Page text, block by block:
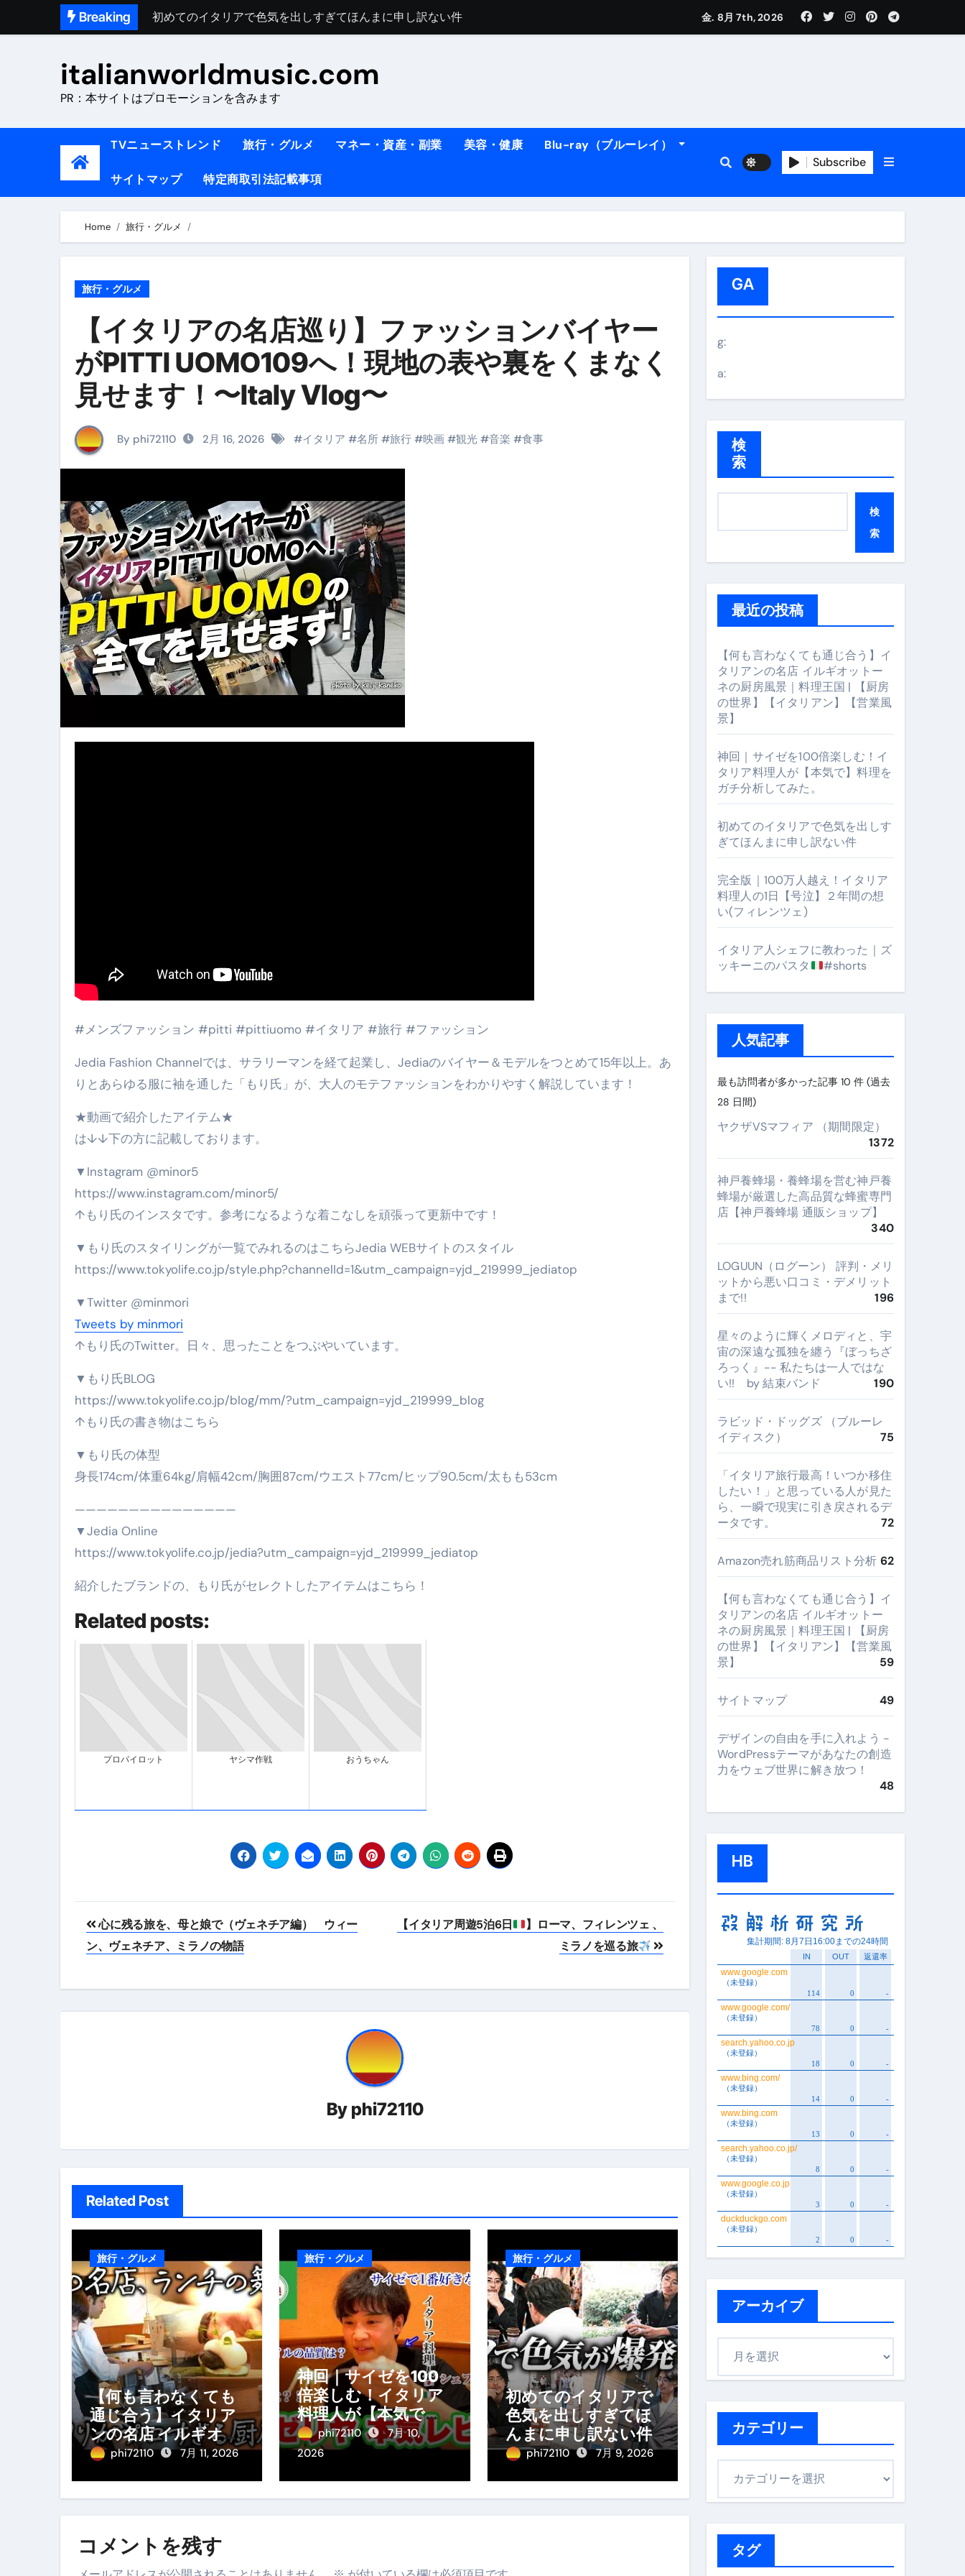
Breaking
初めてのイタリアで色気を出しすぎてほんまに申し訳ない件
イタリア人シェフに教わった｜ズッキーニのパスタ
​「イタリア旅行最高！いつか移住したい！」と思っている人が見たら、一瞬で現実に引き戻されるデータです。
イタリアNo. 1肉料理【ポルケッタ】スーパーの豚肉が大変身#shorts
トラブル回避のリアルな裏技アドバイスも
ラビッド・ドッグズ （ブルーレイディスク）
【カルボナーラの世界】イタリア料理 #Shorts
イタリア料理店【営業風景】週末ビリビリのランチ営業
笑む窓のある家 4K修復版 （ブルーレイディスク）
ゼダー/死霊の復活祭 （ブルーレイディスク）
【Vlog：July 2025】マリナと過ごしたイタリア
Lake Como, Italy VLOG | Awesome things to do in Lake Como!
【Instagram Live】イタリア行きの飛行機乗り遅れ事件について
【賄いラーメン】人生初の二郎系ラーメン！イタリア人シェフ達に作ってみた結果…
【トマトパスタ】三ツ星シェフのパスタを完全再現 #shorts
フェノミナ-4K吹替音声収録版 SPECIAL-（4K ULTRA HD）
フェノミナ-4K吹替音声収録版- （ブルーレイディスク）
2026年料理人ローマへ行く！航空券0円てマジ？&アジア飯食べ尽くし
【何も言わなくても通じ合う】イタリアンの名店 イルギオットーネの厨房風景｜料理王国 | 【厨房の世界】【イタリアン】【営業風景】
金. 8月 7th, 2026
italianworldmusic.com
PR：本サイトはプロモーションを含みます
TVニューストレンド 旅行・グルメ マネー・資産・副業 美容・健康 Blu-ray（ブルーレイ）
サイトマップ 特定商取引法記載事項
Subscribe
Home 旅行・グルメ
旅行・グルメ
【イタリアの名店巡り】ファッションバイヤー
がPITTI UOMO109へ！現地の表や裏をくまなく
見せます！〜Italy Vlog〜
By phi72110 2月 16, 2026 #イタリア #名所 #旅行 #映画 #観光 #音楽 #食事
#メンズファッション #pitti #pittiuomo #イタリア #旅行 #ファッション
Jedia Fashion Channelでは、サラリーマンを経て起業し、Jediaのバイヤー＆モデルをつとめて15年以上。あ
りとあらゆる服に袖を通した「もり氏」が、大人のモテファッションをわかりやすく解説しています！
★動画で紹介したアイテム★
は↓↓下の方に記載しております。
▼Instagram @minor5
https://www.instagram.com/minor5/
↑もり氏のインスタです。参考になるような着こなしを頑張って更新中です！
▼もり氏のスタイリングが一覧でみれるのはこちらJedia WEBサイトのスタイル
https://www.tokyolife.co.jp/style.php?channelId=1&utm_campaign=yjd_219999_jediatop
▼Twitter @minmori
Tweets by minmori
↑もり氏のTwitter。日々、思ったことをつぶやいています。
▼もり氏BLOG
https://www.tokyolife.co.jp/blog/mm/?utm_campaign=yjd_219999_blog
↑もり氏の書き物はこちら
▼もり氏の体型
身長174cm/体重64kg/肩幅42cm/胸囲87cm/ウエスト77cm/ヒップ90.5cm/太もも53cm
———————————————
▼Jedia Online
https://www.tokyolife.co.jp/jedia?utm_campaign=yjd_219999_jediatop
紹介したブランドの、もり氏がセレクトしたアイテムはこちら！
Related posts:
プロパイロット ヤシマ作戦 おうちゃん
投
稿
ン
心に残る旅を、母と娘で（ヴェネチア編） ウィー
ン、ヴェネチア、ミラノの物語
【イタリア周遊5泊6日
】ローマ、フィレンツェ 、
ミラノを巡る旅
By phi72110
Related Post
旅行・グルメ
【何も言わなくても
通じ合う】イタリア
ンの名店 イルギオッ
トーネの厨房風景｜
phi72110 7月 11, 2026
旅行・グルメ
神回｜サイゼを100
倍楽しむ！イタリア
料理人が【本気で】
料理をガチ分析して
みた。
phi72110
7月 10,
2026
旅行・グルメ
初めてのイタリアで
色気を出しすぎてほ
んまに申し訳ない件
phi72110 7月 9, 2026
コメントを残す
GA
g:
a:
検
索
検
索
最近の投稿
【何も言わなくても通じ合う】イ
タリアンの名店 イルギオットー
ネの厨房風景｜料理王国 | 【厨房
の世界】【イタリアン】【営業風
景】
神回｜サイゼを100倍楽しむ！イ
タリア料理人が【本気で】料理を
ガチ分析してみた。
初めてのイタリアで色気を出しす
ぎてほんまに申し訳ない件
完全版｜100万人越え！イタリア
料理人の1日【号泣】２年間の想
い(フィレンツェ)
イタリア人シェフに教わった｜ズ
ッキーニのパスタ
#shorts
人気記事
最も訪問者が多かった記事 10 件 (過去
28 日間)
ヤクザVSマフィア （期間限定）
1372
神戸養蜂場・養蜂場を営む神戸養
蜂場が厳選した高品質な蜂蜜専門
店【神戸養蜂場 通販ショップ】
340
LOGUUN（ログーン） 評判・メリ
ットから悪い口コミ・デメリット
まで!!
196
星々のように輝くメロディと、宇
宙の深遠な孤独を纏う『ぼっちざ
ろっく』-- 私たちは一人ではな
い!! by 結束バンド
190
ラビッド・ドッグズ （ブルーレ
イディスク）
75
​「イタリア旅行最高！いつか移住
したい！」と思っている人が見た
ら、一瞬で現実に引き戻されるデ
ータです。
72
Amazon売れ筋商品リスト分析 62
【何も言わなくても通じ合う】イ
タリアンの名店 イルギオットー
ネの厨房風景｜料理王国 | 【厨房
の世界】【イタリアン】【営業風
景】
59
サイトマップ 49
デザインの自由を手に入れよう -
WordPressテーマがあなたの創造
力をウェブ世界に解き放つ！
48
HB
アーカイブ
カテゴリー
タグ